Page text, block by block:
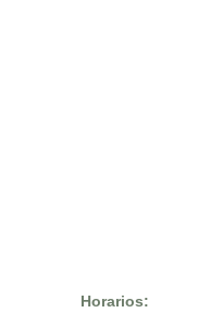
Horarios: